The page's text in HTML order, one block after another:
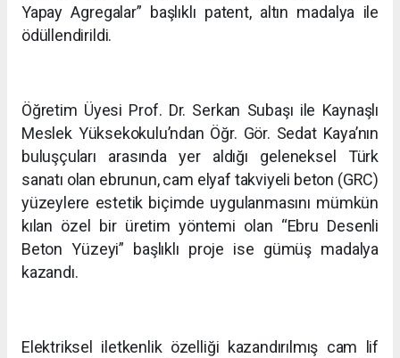
Yapay Agregalar” başlıklı patent, altın madalya ile
ödüllendirildi.
Öğretim Üyesi Prof. Dr. Serkan Subaşı ile Kaynaşlı
Meslek Yüksekokulu’ndan Öğr. Gör. Sedat Kaya’nın
buluşçuları arasında yer aldığı geleneksel Türk
sanatı olan ebrunun, cam elyaf takviyeli beton (GRC)
yüzeylere estetik biçimde uygulanmasını mümkün
kılan özel bir üretim yöntemi olan “Ebru Desenli
Beton Yüzeyi” başlıklı proje ise gümüş madalya
kazandı.
Elektriksel iletkenlik özelliği kazandırılmış cam lif